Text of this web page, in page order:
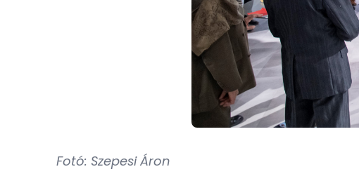
Fotó: Szepesi Áron